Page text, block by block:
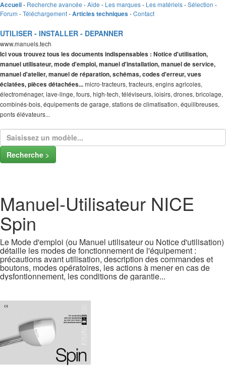
Accueil- Recherche avancée -Aide - Les marques- Les matériels-Sélection -
Forum -Téléchargement-Articles techniques -Contact
UTILISER - INSTALLER - DEPANNER
www.manuels.tech
Ici vous trouvez tous les documents indispensables : Notice d'utilisation,
manuel utilisateur, mode d'emploi, manuel d'installation, manuel de service,
manuel d'atelier, manuel de réparation, schémas, codes d'erreur, vues
éclatées, pièces détachées...micro-tracteurs, tracteurs, engins agricoles,
électroménager, lave-linge, fours, high-tech, téléviseurs, loisirs, drones, bricolage,
combinés-bois, équipements de garage, stations de climatisation, équilibreuses,
ponts élévateurs...
Recherche >
Manuel-Utilisateur NICE
Spin
Le Mode d'emploi (ou Manuel utilisateur ou Notice d'utilisation)
détaille les modes de fonctionnement de l'équipement :
précautions avant utilisation, description des commandes et
boutons, modes opératoires, les actions à mener en cas de
dysfontionnement, les conditions de garantie...